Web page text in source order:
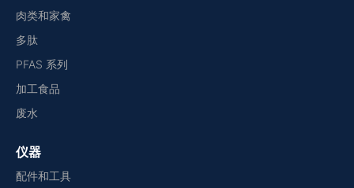
肉类和家禽
多肽
PFAS 系列
加工食品
废水
仪器
配件和工具